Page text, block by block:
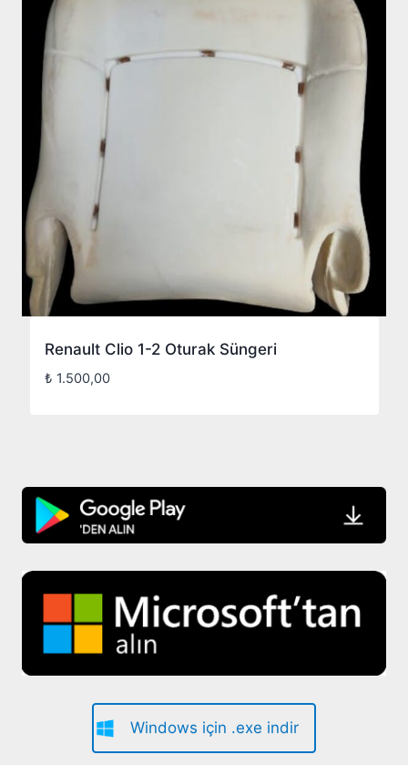
Renault Clio 1-2 Oturak Süngeri
₺ 1.500,00
Windows için .exe indir